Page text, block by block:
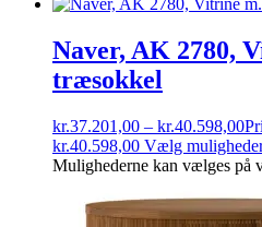
Naver, AK 2780,
træsokkel
kr.37.201,00 – kr.40.598,00
kr.40.598,00 Vælg
Mulighederne kan vælges på